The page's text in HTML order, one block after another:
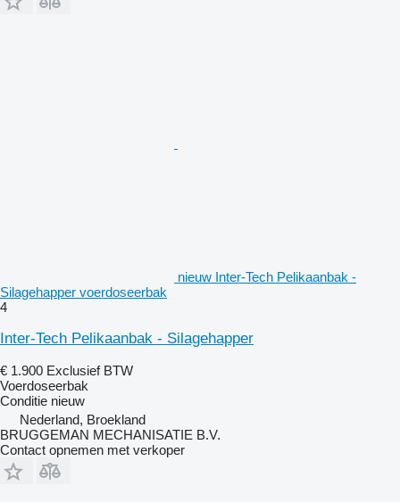
nieuw Inter-Tech Pelikaanbak -
Silagehapper voerdoseerbak
4
Inter-Tech Pelikaanbak - Silagehapper
€ 1.900 Exclusief BTW
Voerdoseerbak
Conditie nieuw
Nederland, Broekland
BRUGGEMAN MECHANISATIE B.V.
Contact opnemen met verkoper